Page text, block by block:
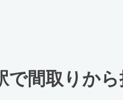
で間取りか